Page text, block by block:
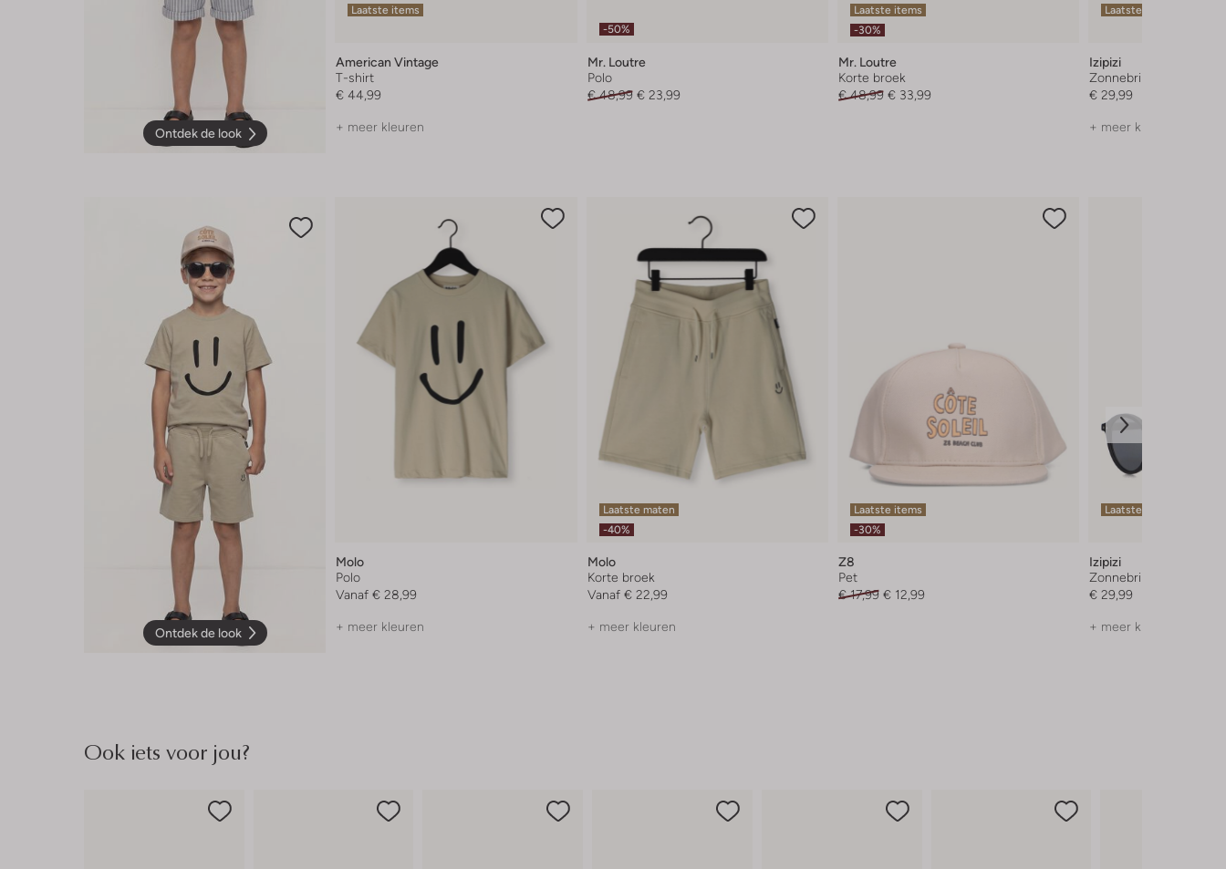
Ontdek de look
Laatste items
American Vintage
T-shirt
€ 44,99
+ meer kleuren
-50%
Mr. Loutre
Polo
€ 48,99 € 23,99
Laatste items
-30%
Mr. Loutre
Korte broek
€ 48,99 € 33,99
Laatste maten
Izipizi
Zonnebril
€ 29,99
+ meer kleuren
Ontdek de look
Molo
Polo
Vanaf € 28,99
+ meer kleuren
Laatste maten
-40%
Molo
Korte broek
Vanaf € 22,99
+ meer kleuren
Laatste items
-30%
Z8
Pet
€ 17,99 € 12,99
Laatste maten
Izipizi
Zonnebril
€ 29,99
+ meer kleuren
Ook iets voor jou?